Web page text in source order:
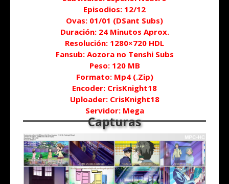
Episodios: 12/12
Ovas: 01/01 (DSant Subs)
Duración: 24 Minutos Aprox.
Resolución: 1280×720 HDL
Fansub: Aozora no Tenshi Subs
Peso: 120 MB
Formato: Mp4 (.Zip)
Encoder: CrisKnight18
Uploader: CrisKnight18
Servidor: Mega